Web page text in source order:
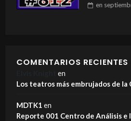
en
COMENTARIOS RECIENTES
en
Los teatros más embrujados de la
MDTK1 en
Reporte 001 Centro de Análisis e